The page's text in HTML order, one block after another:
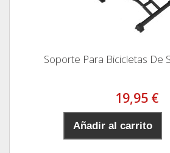
Soporte Para Bicicletas De
19,95 €
Añadir al carrito